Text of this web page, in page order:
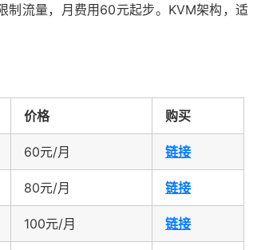
制流量，月费用60元起步。KVM架构，适
价格 购买
60元/月 链接
80元/月 链接
100元/月 链接